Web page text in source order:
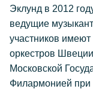
Эклунд в 2012
ведущие
участников
оркестров
Московской
Филармонией при